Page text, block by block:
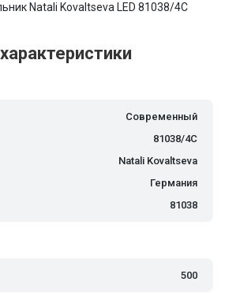
Natali Kovaltseva LED 81038/4C
Современный
81038/4C
Natali Kovaltseva
Германия
81038
500